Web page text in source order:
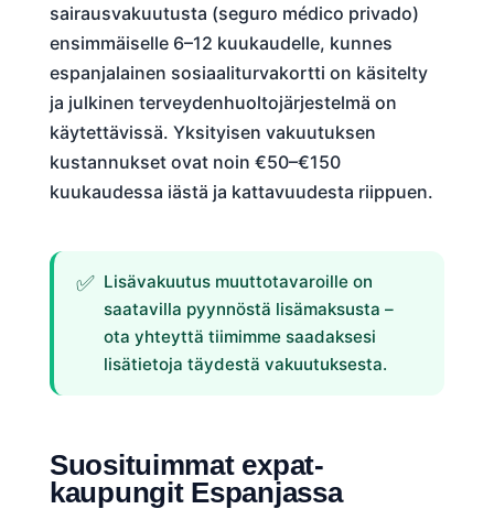
sairausvakuutusta (seguro médico privado)
ensimmäiselle 6–12 kuukaudelle, kunnes
espanjalainen sosiaaliturvakortti on käsitelty
ja julkinen terveydenhuoltojärjestelmä on
käytettävissä. Yksityisen vakuutuksen
kustannukset ovat noin €50–€150
kuukaudessa iästä ja kattavuudesta riippuen.
Lisävakuutus muuttotavaroille on
saatavilla pyynnöstä lisämaksusta –
ota yhteyttä tiimimme saadaksesi
lisätietoja täydestä vakuutuksesta.
Suosituimmat expat-
kaupungit Espanjassa